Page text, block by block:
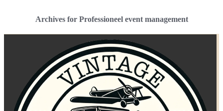
Archives for Professioneel event management